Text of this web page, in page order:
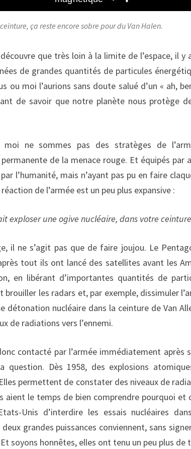
ça reste encore sobre pour du Van Halen.
que très loin à la limite de l’espace, il y
de grandes quantités de particules
ou moi l’aurions sans doute salué d’un « ah,
de savoir que notre planète nous protège
ne sommes pas des stratèges de
permanente de la menace rouge. Et équipés par
l’humanité, mais n’ayant pas pu en faire
de l’armée est un peu plus expansive :
exploser une ogive nucléaire, dans votre
il ne s’agit pas que de faire joujou. Le
tout ils ont lancé des satellites avant les
en libérant d’importantes quantités de
brouiller les radars et, par exemple, dissimuler
détonation nucléaire dans la ceinture de Van
de radiations vers l’ennemi.
contacté par l’armée immédiatement après
question. Dès 1958, des explosions
permettent de constater des niveaux de
aient le temps de bien comprendre pourquoi et
Unis d’interdire les essais nucléaires
grandes puissances conviennent, sans
soyons honnêtes, elles ont tenu un peu plus de